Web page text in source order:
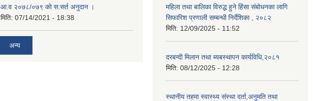
आ.व २०७८/०७९ को स:सर्त अनुदान ।
मिति: 07/14/2021 - 18:38
अन्य
महिला तथा बालिका विरुद्ध हुने हिंसा संबोधनका लागि
सिफारिश प्रणाली सम्बन्धी निर्देशिका , २०८२
मिति: 12/09/2025 - 11:52
दरबन्दी मिलान तथा ब्यबस्थापन कार्यविधि,२०८१
मिति: 08/12/2025 - 12:28
स्थानीय तहमा स्वास्थ्य संस्था दर्ता,अनुमति तथा